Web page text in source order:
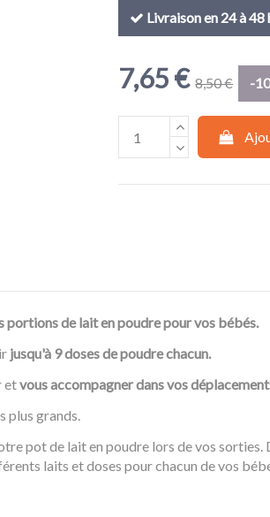
Livraison en 24 à 48
7,65 € 8,50 € -
portions de lait en poudre pour vos bébés.
jusqu'à 9 doses de poudre chacun.
etvous accompagner dans vos
plus grands.
pot de lait en poudre lors de vos sorties.
laits et doses pour chacun de vos